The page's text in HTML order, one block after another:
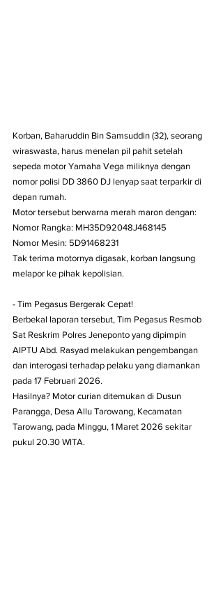
Korban, Baharuddin Bin Samsuddin (32), seorang
wiraswasta, harus menelan pil pahit setelah
sepeda motor Yamaha Vega miliknya dengan
nomor polisi DD 3860 DJ lenyap saat terparkir di
depan rumah.
Motor tersebut berwarna merah maron dengan:
Nomor Rangka: MH35D92048J468145
Nomor Mesin: 5D91468231
Tak terima motornya digasak, korban langsung
melapor ke pihak kepolisian.
- Tim Pegasus Bergerak Cepat!
Berbekal laporan tersebut, Tim Pegasus Resmob
Sat Reskrim Polres Jeneponto yang dipimpin
AIPTU Abd. Rasyad melakukan pengembangan
dan interogasi terhadap pelaku yang diamankan
pada 17 Februari 2026.
Hasilnya? Motor curian ditemukan di Dusun
Parangga, Desa Allu Tarowang, Kecamatan
Tarowang, pada Minggu, 1 Maret 2026 sekitar
pukul 20.30 WITA.